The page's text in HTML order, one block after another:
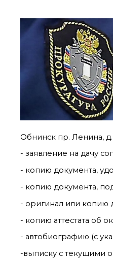
Обнинск пр. Ленина,
- заявление на дачу
- копию документа,
- копию документа,
- оригинал или копию
- копию аттестата об
- автобиографию (с
-выписку с текущими